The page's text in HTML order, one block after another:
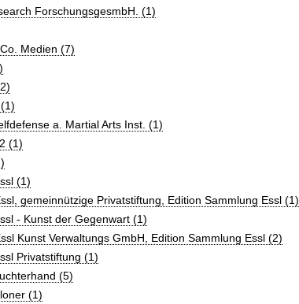
ForschungsgesmbH. (1)
Medien (7)
a. Martial Arts Inst. (1)
(1)
(1)
gemeinnützige Privatstiftung, Edition Sammlung Essl (1)
- Kunst der Gegenwart (1)
Kunst Verwaltungs GmbH, Edition Sammlung Essl (2)
Privatstiftung (1)
(5)
(1)